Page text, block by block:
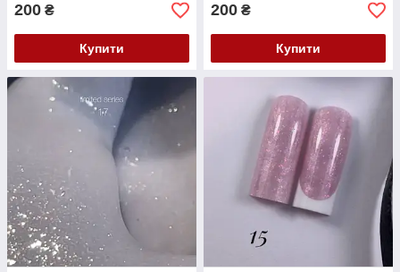
200 ₴
Купити
200 ₴
Купити